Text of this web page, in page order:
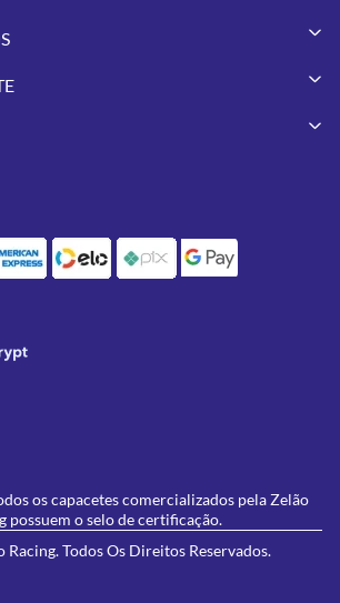
e promoções
os capacetes comercializados pela Zelão
possuem o selo de certificação.
Todos Os Direitos Reservados.